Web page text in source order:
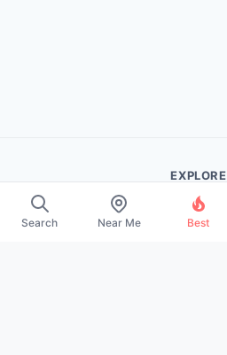
Search Near Me Best
EXPLORE
About Us